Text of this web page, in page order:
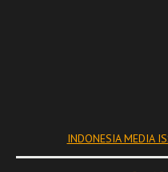
INDONESIA MEDIA